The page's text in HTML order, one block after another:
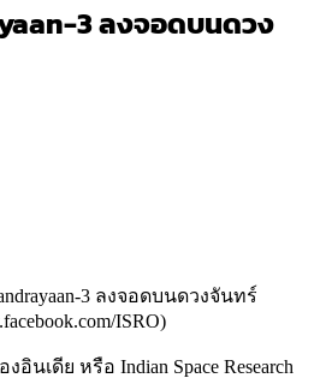
3 ลงจอดบนดวง
3 ลงจอดบนดวงจันทร์
ISRO)
นเดีย หรือ Indian Space Research